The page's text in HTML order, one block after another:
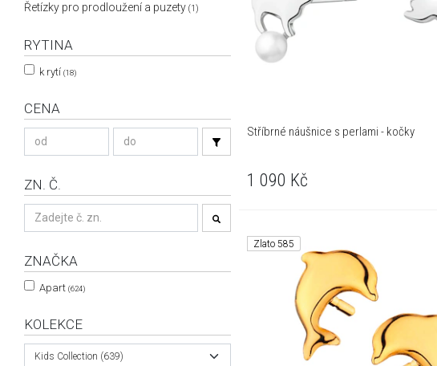
Řetízky pro prodloužení a puzety (1)
RYTINA
k rytí (18)
CENA
ZN. Č.
ZNAČKA
Apart (624)
KOLEKCE
Kids Collection (639)
Stříbrné náušnice s perlami - kočky
1 090 Kč
Zlato 585